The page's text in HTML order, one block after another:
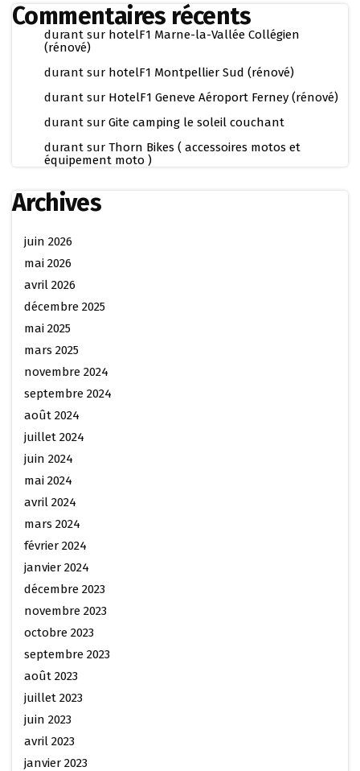
Commentaires récents
durant sur hotelF1 Marne-la-Vallée Collégien
(rénové)
durant sur hotelF1 Montpellier Sud (rénové)
durant sur HotelF1 Geneve Aéroport Ferney (rénové)
durant sur Gite camping le soleil couchant
durant sur Thorn Bikes ( accessoires motos et
équipement moto )
Archives
juin 2026
mai 2026
avril 2026
décembre 2025
mai 2025
mars 2025
novembre 2024
septembre 2024
août 2024
juillet 2024
juin 2024
mai 2024
avril 2024
mars 2024
février 2024
janvier 2024
décembre 2023
novembre 2023
octobre 2023
septembre 2023
août 2023
juillet 2023
juin 2023
avril 2023
janvier 2023